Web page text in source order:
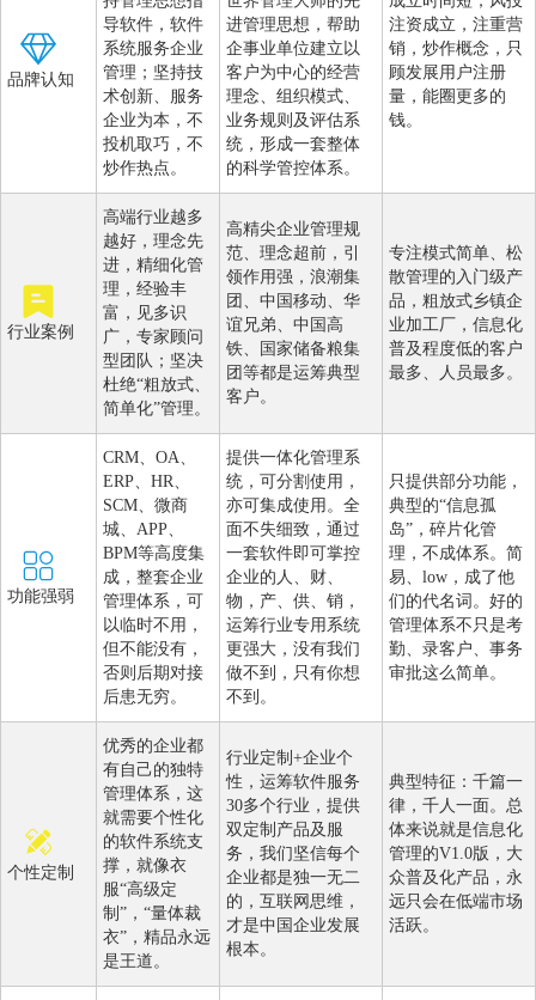
品牌认知
导软件，软件
系统服务企业
管理；坚持技
术创新、服务
企业为本，不
投机取巧，不
炒作热点。
进管理思想，帮助
企事业单位建立以
客户为中心的经营
理念、组织模式、
业务规则及评估系
统，形成一套整体
的科学管控体系。
注资成立，注重营
销，炒作概念，只
顾发展用户注册
量，能圈更多的
钱。
行业案例
高端行业越多
越好，理念先
进，精细化管
理，经验丰
富，见多识
广，专家顾问
型团队；坚决
杜绝“粗放式、
简单化”管理。
高精尖企业管理规
范、理念超前，引
领作用强，浪潮集
团、中国移动、华
谊兄弟、中国高
铁、国家储备粮集
团等都是运筹典型
客户。
专注模式简单、松
散管理的入门级产
品，粗放式乡镇企
业加工厂，信息化
普及程度低的客户
最多、人员最多。
功能强弱
CRM、OA、
ERP、HR、
SCM、微商
城、APP、
BPM等高度集
成，整套企业
管理体系，可
以临时不用，
但不能没有，
否则后期对接
后患无穷。
提供一体化管理系
统，可分割使用，
亦可集成使用。全
面不失细致，通过
一套软件即可掌控
企业的人、财、
物，产、供、销，
运筹行业专用系统
更强大，没有我们
做不到，只有你想
不到。
只提供部分功能，
典型的“信息孤
岛”，碎片化管
理，不成体系。简
易、low，成了他
们的代名词。好的
管理体系不只是考
勤、录客户、事务
审批这么简单。
个性定制
优秀的企业都
有自己的独特
管理体系，这
就需要个性化
的软件系统支
撑，就像衣
服“高级定
制”，“量体裁
衣”，精品永远
是王道。
行业定制+企业个
性，运筹软件服务
30多个行业，提供
双定制产品及服
务，我们坚信每个
企业都是独一无二
的，互联网思维，
才是中国企业发展
根本。
典型特征：千篇一
律，千人一面。总
体来说就是信息化
管理的V1.0版，大
众普及化产品，永
远只会在低端市场
活跃。